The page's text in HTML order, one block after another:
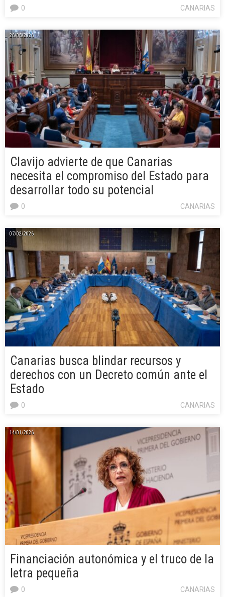
CANARIAS
0
26/05/2026
Clavijo advierte de que Canarias
necesita el compromiso del Estado para
desarrollar todo su potencial
CANARIAS
0
07/02/2026
Canarias busca blindar recursos y
derechos con un Decreto común ante el
Estado
CANARIAS
0
14/01/2026
Financiación autonómica y el truco de la
letra pequeña
CANARIAS
0